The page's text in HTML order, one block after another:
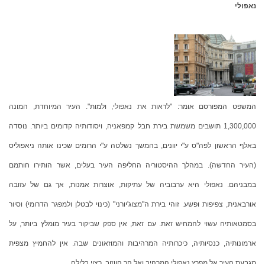
נאפולי
המשפט המפורסם אומר: "לראות את נאפולי, ולמות". העיר המיוחדת, המונה
1,300,000 תושבים משמשת בירת חבל קמפאניה, ויסודותיה קדומים ביותר. נוסדה
באלף הראשון לפה"ס ע"י יוונים, בהמשך נשלטה ע"י הרומים שכינו אותה ניאפוליס
(העיר החדשה). במהלך ההיסטוריה החליפה העיר בעלים, אשר הותירו חותמם
במבניהם. נאפולי היא ערבוביה של עתיקות, אוצרות אמנות, אך גם של עזובה
אורבאנית, צפיפות ופשע. זוהי בירת ה"מצוג'יורני" (כינוי לבטלן ולמפגר הדרומי) וסיור
בסמטאותיה עשוי להמחיש זאת. עם זאת, אין ספק שביקור בעיר מומלץ ביותר, על
ארמונותיה, כנסיותיה, כיכרותיה המרהיבות והמוזאונים שבה. אין להחמיץ מצפית